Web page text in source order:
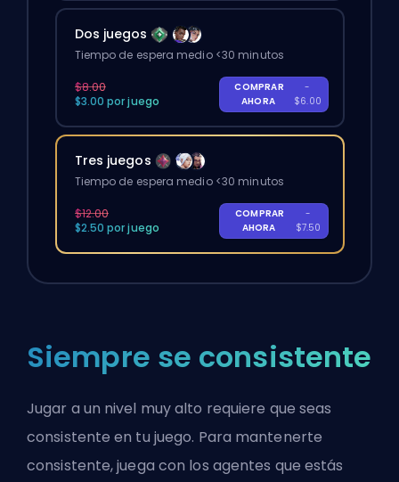
Dos juegos
Tiempo de espera medio <30 minutos
$8.00
$3.00 por juego
COMPRAR
AHORA
-
$6.00
Tres juegos
Tiempo de espera medio <30 minutos
$12.00
$2.50 por juego
COMPRAR
AHORA
-
$7.50
Siempre se consistente
Jugar a un nivel muy alto requiere que seas
consistente en tu juego. Para mantenerte
consistente, juega con los agentes que estás